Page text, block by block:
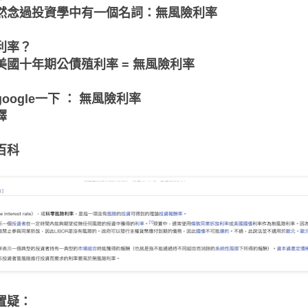
念過投資學中有一個名詞：無風險利率
率？
國十年期公債殖利率 = 無風險利率
一下 ： 無風險利率
科
疑：